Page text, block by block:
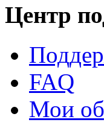
Центр
FAQ
Мои